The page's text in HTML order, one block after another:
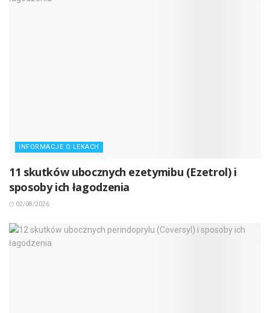
INFORMACJE O LEKACH
11 skutków ubocznych ezetymibu (Ezetrol) i
sposoby ich łagodzenia
02/08/2026